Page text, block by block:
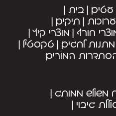
עטים בית
תיקים
חורף מוצרי קיץ
מתנות לחגים טקסטיל
המורים
משולש ממותג
גיבוי